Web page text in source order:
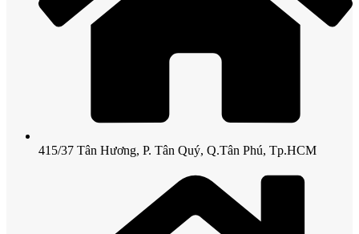
415/37 Tân Hương, P. Tân Quý, Q.Tân Phú, Tp.HCM